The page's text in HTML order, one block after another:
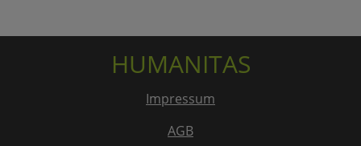
HUMANITAS
Impressum
AGB